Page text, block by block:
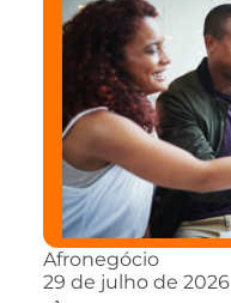
Afronegócio
29 de julho de 2026